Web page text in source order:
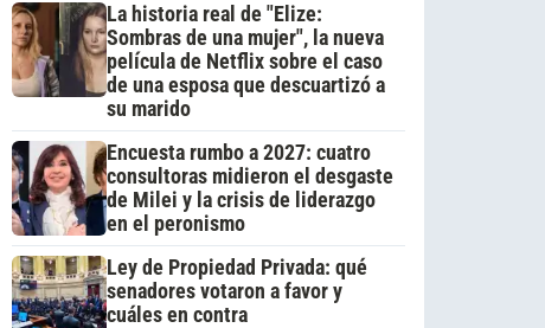
La historia real de "Elize:
Sombras de una mujer", la nueva
película de Netflix sobre el caso
de una esposa que descuartizó a
su marido
Encuesta rumbo a 2027: cuatro
consultoras midieron el desgaste
de Milei y la crisis de liderazgo
en el peronismo
Ley de Propiedad Privada: qué
senadores votaron a favor y
cuáles en contra